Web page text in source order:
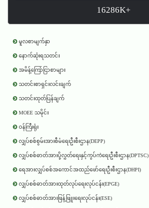
16286K+
မူလစာမျက်နှာ
နောက်ဆုံးရသတင်း
အမိန့်ကြော်ငြာစာများ
သတင်းစာရှင်းလင်းချက်
သတင်းထုတ်ပြန်ချက်
MOEE သမိုင်း
ဝန်ကြီးရုံး
လျှပ်စစ်စွမ်းအားစီမံရေးဦးစီးဌာန(DEPP)
လျှပ်စစ်ဓာတ်အားပို့လွှတ်ရေးနှင့်ကွပ်ကဲရေးဦးစီးဌာန(DPTSC)
ရေအားလျှပ်စစ်အကောင်အထည်ဖော်ရေးဦးစီးဌာန(DHPI)
လျှပ်စစ်ဓာတ်အားထုတ်လုပ်ရေးလုပ်ငန်း(EPGE)
လျှပ်စစ်ဓာတ်အားဖြန့်ဖြူးရေးလုပ်ငန်း(ESE)